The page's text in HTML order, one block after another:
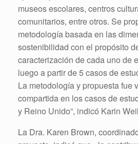
museos escolares, centros
comunitarios, entre otros. Se
metodología basada en las
sostenibilidad con el propósito
caracterización de cada uno de
luego a partir de 5 casos de
La metodología y propuesta fue
compartida en los casos de
y Reino Unido”, indicó Karin
La Dra. Karen Brown,